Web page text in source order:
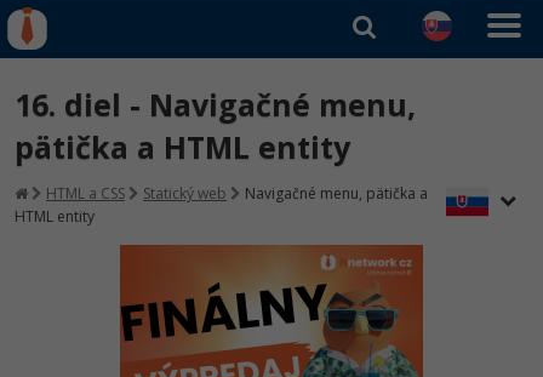
Rekvalifikačné kurzy
hradené úradom práce
Kurzy programovania
C# .NET -80%
Kurzy e-commerce
Testovanie softvéru
Marketing -30%
Kurzy dizajnu
HTML/CSS -80%
Prihlásiť sa | Registrovať
16. diel - Navigačné menu,
pätička a HTML entity
HTML a CSS Statický web
Navigačné menu, pätička a
HTML entity